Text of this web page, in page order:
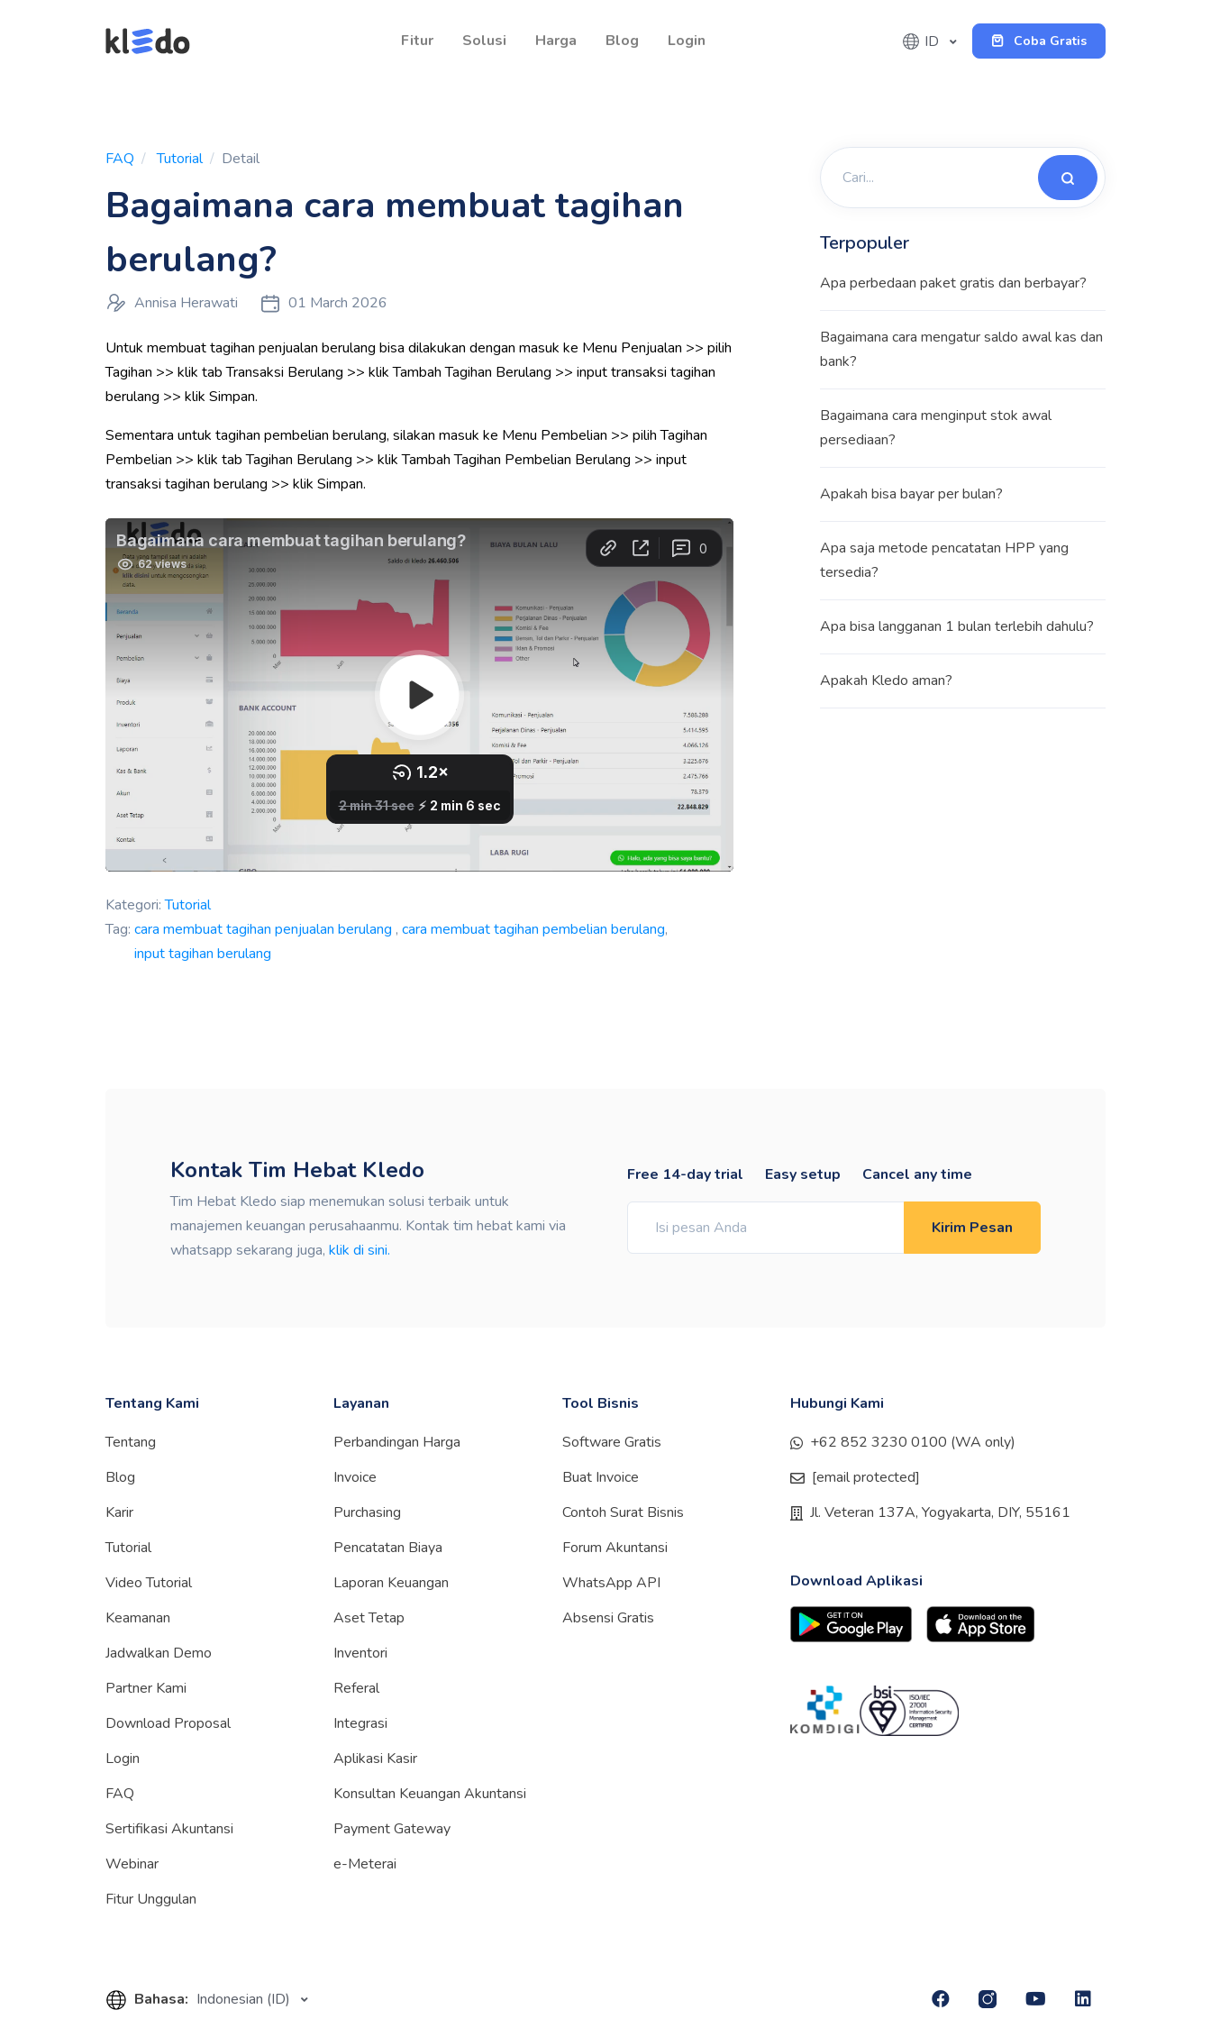
Fitur Solusi Harga Blog Login ID Coba Gratis
FAQ Tutorial Detail
Bagaimana cara membuat tagihan
berulang?
Annisa Herawati 01 March 2026
Untuk membuat tagihan penjualan berulang bisa dilakukan dengan masuk ke Menu Penjualan >> pilih
Tagihan >> klik tab Transaksi Berulang >> klik Tambah Tagihan Berulang >> input transaksi tagihan
berulang >> klik Simpan.
Sementara untuk tagihan pembelian berulang, silakan masuk ke Menu Pembelian >> pilih Tagihan
Pembelian >> klik tab Tagihan Berulang >> klik Tambah Tagihan Pembelian Berulang >> input
transaksi tagihan berulang >> klik Simpan.
Kategori: Tutorial
Tag: cara membuat tagihan penjualan berulang , cara membuat tagihan pembelian berulang,
input tagihan berulang
Terpopuler
Apa perbedaan paket gratis dan berbayar?
Bagaimana cara mengatur saldo awal kas dan
bank?
Bagaimana cara menginput stok awal
persediaan?
Apakah bisa bayar per bulan?
Apa saja metode pencatatan HPP yang
tersedia?
Apa bisa langganan 1 bulan terlebih dahulu?
Apakah Kledo aman?
Kontak Tim Hebat Kledo
Tim Hebat Kledo siap menemukan solusi terbaik untuk
manajemen keuangan perusahaanmu. Kontak tim hebat kami via
whatsapp sekarang juga, klik di sini.
Free 14-day trial Easy setup Cancel any time
Kirim Pesan
Tentang Kami
Tentang
Blog
Karir
Tutorial
Video Tutorial
Keamanan
Jadwalkan Demo
Partner Kami
Download Proposal
Login
FAQ
Sertifikasi Akuntansi
Webinar
Fitur Unggulan
Layanan
Perbandingan Harga
Invoice
Purchasing
Pencatatan Biaya
Laporan Keuangan
Aset Tetap
Inventori
Referal
Integrasi
Aplikasi Kasir
Konsultan Keuangan Akuntansi
Payment Gateway
e-Meterai
Tool Bisnis
Software Gratis
Buat Invoice
Contoh Surat Bisnis
Forum Akuntansi
WhatsApp API
Absensi Gratis
Hubungi Kami
+62 852 3230 0100 (WA only)
[email protected]
Jl. Veteran 137A, Yogyakarta, DIY, 55161
Download Aplikasi
Bahasa: Indonesian (ID)